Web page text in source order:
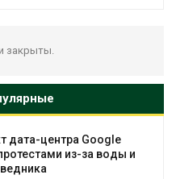
закрыты.
дата-центра Google
из-за воды и